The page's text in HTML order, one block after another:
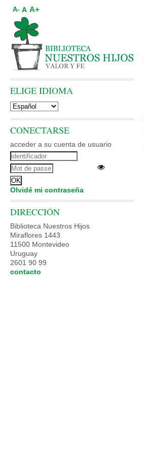
A- A A+
ELIGE IDIOMA
CONECTARSE
acceder a su cuenta de usuario
Olvidé mi contraseña
DIRECCIÓN
Biblioteca Nuestros Hijos
Miraflores 1443
11500 Montevideo
Uruguay
2601 90 99
contacto